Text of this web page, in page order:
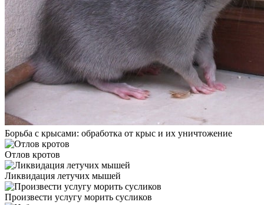
Борьба с крысами: обработка от крыс и их уничтожение
Отлов кротов
Ликвидация летучих мышей
Произвести услугу морить сусликов